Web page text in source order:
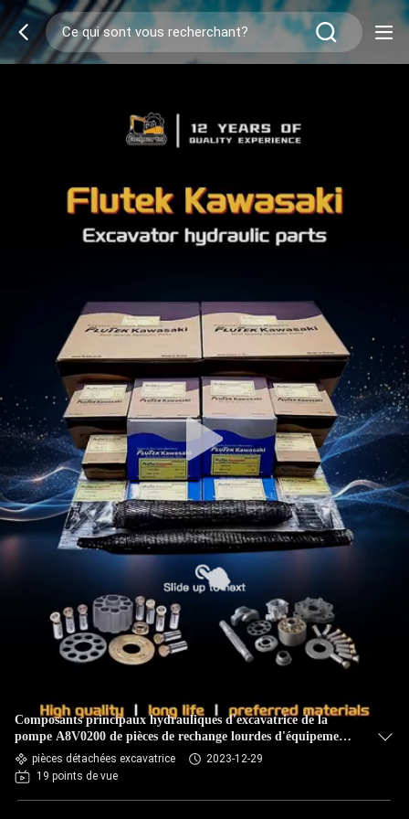
Composants principaux hydrauliques d'excavatrice de la
pompe A8V0200 de pièces de rechange lourdes d'équipement
d'E330C
pièces détachées excavatrice
2023-12-29
19 points de vue